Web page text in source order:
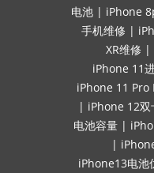
电池 | iPhone
手机维修 |
XR维修 |
iPhone 11
iPhone 11 Pro
| iPhone 12双
电池容量 |
|
iPhone13电池